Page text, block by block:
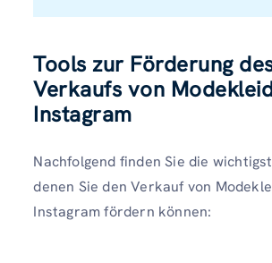
Tools zur Förderung
Verkaufs von
Instagram
Nachfolgend finden Sie die
denen Sie den Verkauf von
Instagram fördern können: